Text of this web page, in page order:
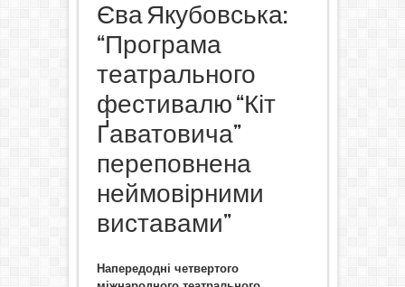
Єва Якубовська:
“Програма
театрального
фестивалю “Кіт
Ґаватовича”
переповнена
неймовірними
виставами”
Напередодні четвертого